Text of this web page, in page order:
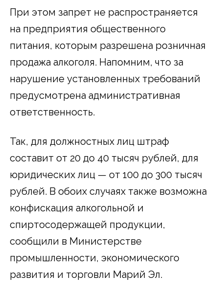
При этом запрет не распространяется
на предприятия общественного
питания, которым разрешена розничная
продажа алкоголя. Напомним, что за
нарушение установленных требований
предусмотрена административная
ответственность.
Так, для должностных лиц штраф
составит от 20 до 40 тысяч рублей, для
юридических лиц — от 100 до 300 тысяч
рублей. В обоих случаях также возможна
конфискация алкогольной и
спиртосодержащей продукции,
сообщили в Министерстве
промышленности, экономического
развития и торговли Марий Эл.